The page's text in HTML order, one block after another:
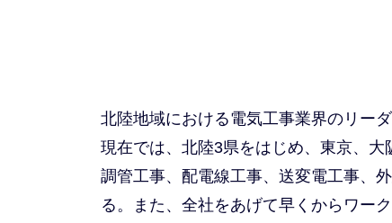
北陸地域における電気工事業界のリー
現在では、北陸3県をはじめ、東京、
調管工事、配電線工事、送変電工事、
る。また、全社をあげて早くからワー